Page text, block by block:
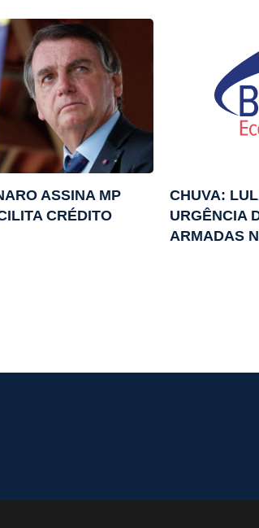
ASSINA MP
CRÉDITO
CHUVA:
URGÊNCIA
ARMADAS